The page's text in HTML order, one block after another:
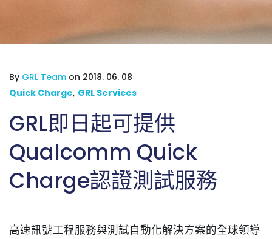
By GRL Team on 2018. 06. 08
Quick Charge, GRL Services
GRL即日起可提供
Qualcomm Quick
Charge認證測試服務
高速訊號工程服務與測試自動化解決方案的全球領導